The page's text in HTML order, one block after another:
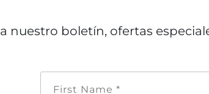
nuestro boletín, ofertas